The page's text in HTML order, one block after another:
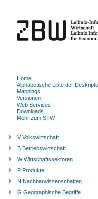
Home
Alphabetische Liste der
Mappings
Versionen
Web Services
Downloads
Mehr zum STW
V Volkswirtschaft
B Betriebswirtschaft
W Wirtschaftssektoren
P Produkte
N Nachbarwissenschaften
G Geographische Begriffe